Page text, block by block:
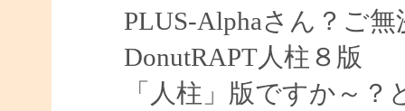
PLUS-Alphaさん？ご
DonutRAPT人柱８版
「人柱」版ですか～